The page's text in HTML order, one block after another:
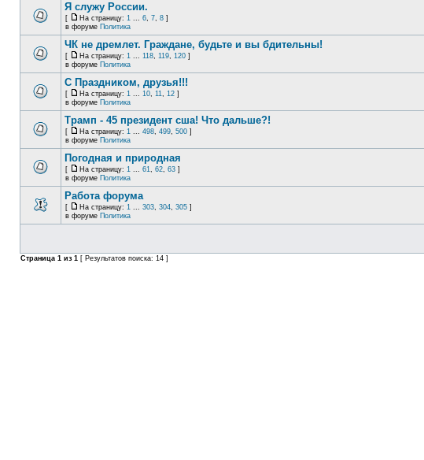
Я служу России.
[ На страницу: 1 ... 6, 7, 8 ]
в форуме Политика
ЧК не дремлет. Граждане, будьте и вы бдительны!
[ На страницу: 1 ... 118, 119, 120 ]
в форуме Политика
С Праздником, друзья!!!
[ На страницу: 1 ... 10, 11, 12 ]
в форуме Политика
Трамп - 45 президент сша! Что дальше?!
[ На страницу: 1 ... 498, 499, 500 ]
в форуме Политика
Погодная и природная
[ На страницу: 1 ... 61, 62, 63 ]
в форуме Политика
Работа форума
[ На страницу: 1 ... 303, 304, 305 ]
в форуме Политика
Страница 1 из 1 [ Результатов поиска: 14 ]